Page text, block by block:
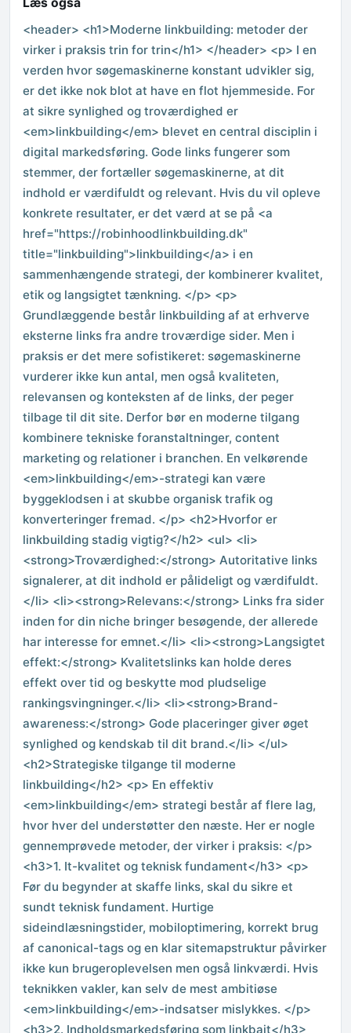
<header> <h1>Moderne linkbuilding: metoder der
virker i praksis trin for trin</h1> </header> <p> I en
verden hvor søgemaskinerne konstant udvikler sig,
er det ikke nok blot at have en flot hjemmeside. For
at sikre synlighed og troværdighed er
<em>linkbuilding</em> blevet en central disciplin i
digital markedsføring. Gode links fungerer som
stemmer, der fortæller søgemaskinerne, at dit
indhold er værdifuldt og relevant. Hvis du vil opleve
konkrete resultater, er det værd at se på <a
href="https://robinhoodlinkbuilding.dk"
title="linkbuilding">linkbuilding</a> i en
sammenhængende strategi, der kombinerer kvalitet,
etik og langsigtet tænkning. </p> <p>
Grundlæggende består linkbuilding af at erhverve
eksterne links fra andre troværdige sider. Men i
praksis er det mere sofistikeret: søgemaskinerne
vurderer ikke kun antal, men også kvaliteten,
relevansen og konteksten af de links, der peger
tilbage til dit site. Derfor bør en moderne tilgang
kombinere tekniske foranstaltninger, content
marketing og relationer i branchen. En velkørende
<em>linkbuilding</em>-strategi kan være
byggeklodsen i at skubbe organisk trafik og
konverteringer fremad. </p> <h2>Hvorfor er
linkbuilding stadig vigtig?</h2> <ul> <li>
<strong>Troværdighed:</strong> Autoritative links
signalerer, at dit indhold er pålideligt og værdifuldt.
</li> <li><strong>Relevans:</strong> Links fra sider
inden for din niche bringer besøgende, der allerede
har interesse for emnet.</li> <li><strong>Langsigtet
effekt:</strong> Kvalitetslinks kan holde deres
effekt over tid og beskytte mod pludselige
rankingsvingninger.</li> <li><strong>Brand-
awareness:</strong> Gode placeringer giver øget
synlighed og kendskab til dit brand.</li> </ul>
<h2>Strategiske tilgange til moderne
linkbuilding</h2> <p> En effektiv
<em>linkbuilding</em> strategi består af flere lag,
hvor hver del understøtter den næste. Her er nogle
gennemprøvede metoder, der virker i praksis: </p>
<h3>1. It-kvalitet og teknisk fundament</h3> <p>
Før du begynder at skaffe links, skal du sikre et
sundt teknisk fundament. Hurtige
sideindlæsningstider, mobiloptimering, korrekt brug
af canonical-tags og en klar sitemapstruktur påvirker
ikke kun brugeroplevelsen men også linkværdi. Hvis
teknikken vakler, kan selv de mest ambitiøse
<em>linkbuilding</em>-indsatser mislykkes. </p>
<h3>2. Indholdsmarkedsføring som linkbait</h3>